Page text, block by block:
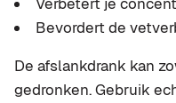
Bevordert de
De afslankdrank kan
gedronken. Gebruik